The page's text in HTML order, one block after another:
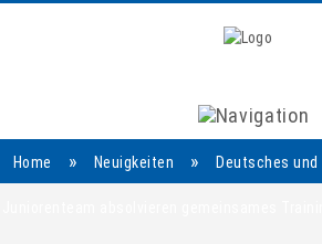
Navigation
Home » Neuigkeiten » Deutsches